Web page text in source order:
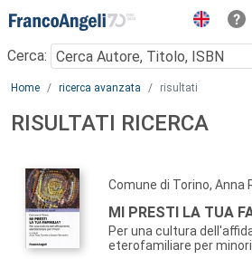
Menu
Cerca:
Main content
Home ricerca avanzata risultati
RISULTATI RICERCA
Comune di Torino, Anna
MI PRESTI LA TUA
Per una cultura
eterofamiliare per minori